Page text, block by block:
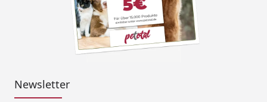
Newsletter